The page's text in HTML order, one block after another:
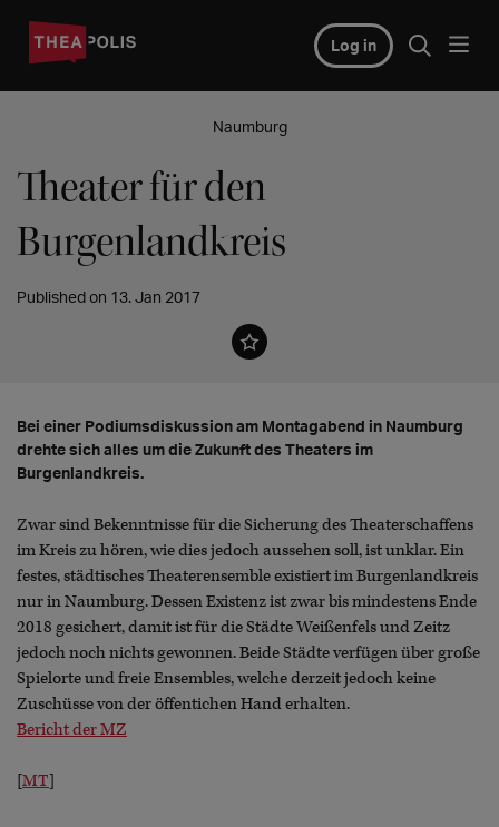
Log in
Naumburg
Theater für den
Burgenlandkreis
Published on 13. Jan 2017
Bei einer Podiumsdiskussion am Montagabend in Naumburg
drehte sich alles um die Zukunft des Theaters im
Burgenlandkreis.
Zwar sind Bekenntnisse für die Sicherung des Theaterschaffens
im Kreis zu hören, wie dies jedoch aussehen soll, ist unklar. Ein
festes, städtisches Theaterensemble existiert im Burgenlandkreis
nur in Naumburg. Dessen Existenz ist zwar bis mindestens Ende
2018 gesichert, damit ist für die Städte Weißenfels und Zeitz
jedoch noch nichts gewonnen. Beide Städte verfügen über große
Spielorte und freie Ensembles, welche derzeit jedoch keine
Zuschüsse von der öffentichen Hand erhalten.
Bericht der MZ
[MT]